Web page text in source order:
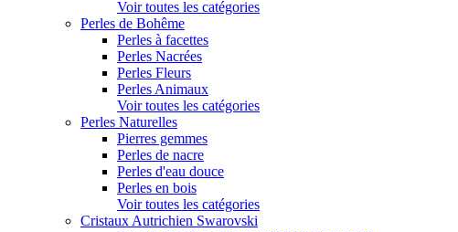
Voir toutes les catégories
Perles de Bohême
Perles à facettes
Perles Nacrées
Perles Fleurs
Perles Animaux
Voir toutes les catégories
Perles Naturelles
Pierres gemmes
Perles de nacre
Perles d'eau douce
Perles en bois
Voir toutes les catégories
Cristaux Autrichien Swarovski